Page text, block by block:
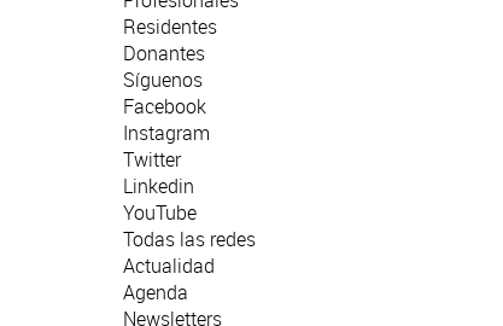
Residentes
Donantes
Síguenos
Facebook
Instagram
Twitter
Linkedin
YouTube
Todas las redes
Actualidad
Agenda
Newsletters